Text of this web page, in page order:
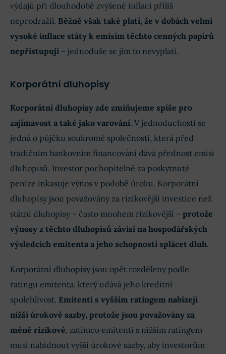
výdajů při dlouhodobě zvýšené inflaci příliš
neprodražil. Běžně však také platí, že v dobách velmi
vysoké inflace státy k emisím těchto cenných papírů
nepřistupují – jednoduše se jim to nevyplatí.
Korporátní dluhopisy
Korporátní dluhopisy zde zmiňujeme spíše pro
zajímavost a také jako varování. V jednoduchosti se
jedná o půjčku soukromé společnosti, která před
tradičním bankovním financování dává přednost emisi
dluhopisů. Investor pochopitelně za poskytnuté
peníze inkasuje výnos v podobě úroku. Korporátní
dluhopisy jsou považovány za rizikovější investice než
státní dluhopisy – často mnohem rizikovější – protože
výnosy z těchto dluhopisů závisí na hospodářských
výsledcích emitenta a jeho schopností splácet dluh.
Korporátní dluhopisy jsou opět rozděleny podle
ratingu emitenta, který udává jeho kreditní
spolehlivost. Emitenti s vyšším ratingem nabízejí
nižší úrokové sazby, protože jsou považovány za
méně rizikové, zatímco emitenti s nižším ratingem
musí nabídnout vyšší úrokové sazby, aby investorům